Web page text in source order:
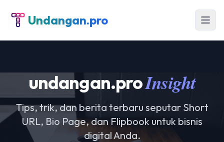
Undangan.pro
undangan.proInsight
Tips, trik, dan berita terbaru seputar Short
URL, Bio Page, dan Flipbook untuk bisnis
digital Anda.